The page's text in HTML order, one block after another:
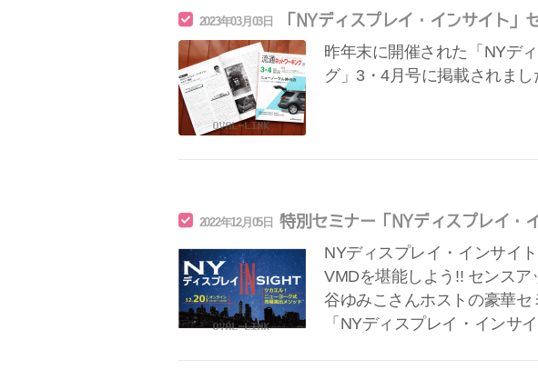
2023年03月03日 「NYディスプレイ・インサイト」
昨年末に開催された「NYデ
グ」3・4月号に掲載されまし
2022年12月05日 特別セミナー「NYディスプレイ・
NYディスプレイ・インサイ
VMDを堪能しよう!! センス
谷ゆみこさんホストの豪華
「NYディスプレイ・インサイ